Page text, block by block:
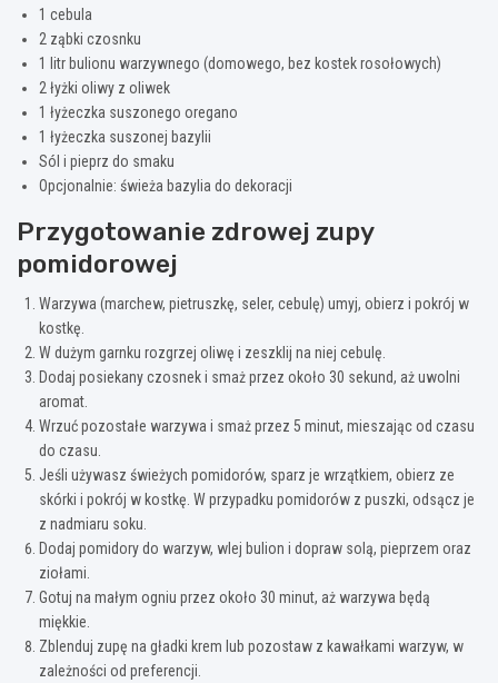
1 cebula
2 ząbki czosnku
1 litr bulionu warzywnego (domowego, bez kostek rosołowych)
2 łyżki oliwy z oliwek
1 łyżeczka suszonego oregano
1 łyżeczka suszonej bazylii
Sól i pieprz do smaku
Opcjonalnie: świeża bazylia do dekoracji
Przygotowanie zdrowej zupy
pomidorowej
Warzywa (marchew, pietruszkę, seler, cebulę) umyj, obierz i pokrój w
kostkę.
W dużym garnku rozgrzej oliwę i zeszklij na niej cebulę.
Dodaj posiekany czosnek i smaż przez około 30 sekund, aż uwolni
aromat.
Wrzuć pozostałe warzywa i smaż przez 5 minut, mieszając od czasu
do czasu.
Jeśli używasz świeżych pomidorów, sparz je wrzątkiem, obierz ze
skórki i pokrój w kostkę. W przypadku pomidorów z puszki, odsącz je
z nadmiaru soku.
Dodaj pomidory do warzyw, wlej bulion i dopraw solą, pieprzem oraz
ziołami.
Gotuj na małym ogniu przez około 30 minut, aż warzywa będą
miękkie.
Zblenduj zupę na gładki krem lub pozostaw z kawałkami warzyw, w
zależności od preferencji.